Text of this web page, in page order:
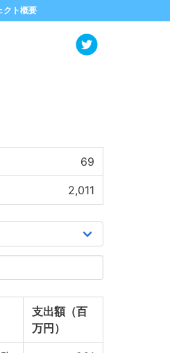
クト概要
69
2,011
支出額（百
万円）